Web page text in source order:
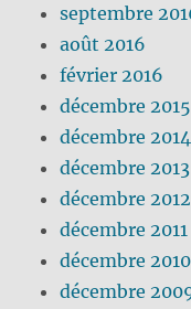
septembre
août 2016
février 2016
décembre 2015
décembre 2014
décembre 2013
décembre 2012
décembre 2011
décembre 2010
décembre